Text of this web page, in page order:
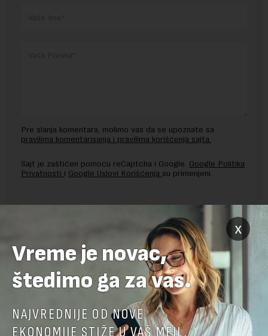
Pre slanja komentara, molimo vas da se upoznate sa
pravilima komentarisanja i pravilima korišćenja sajta.
Sajt je zaštićen pomocu reCaptcha i Google. Google Politika
Privatnosti i Google Uslovi Korišćenja su primenjeni.
x
Vreme je novac,
štedimo ga za vas.
NAJVREDNIJE OD NOVE
EKONOMIJE STIŽE U VAŠ MEJL.